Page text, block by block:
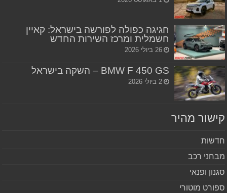
חגיגה כפולה לפורשה בישראל: קאיין
חשמלית ומרכז השירות החדש
26 ביולי 2026
BMW F 450 GS – השקה בישראל
2 ביולי 2026
מהיר
רכב
ופנאי
מוטורי